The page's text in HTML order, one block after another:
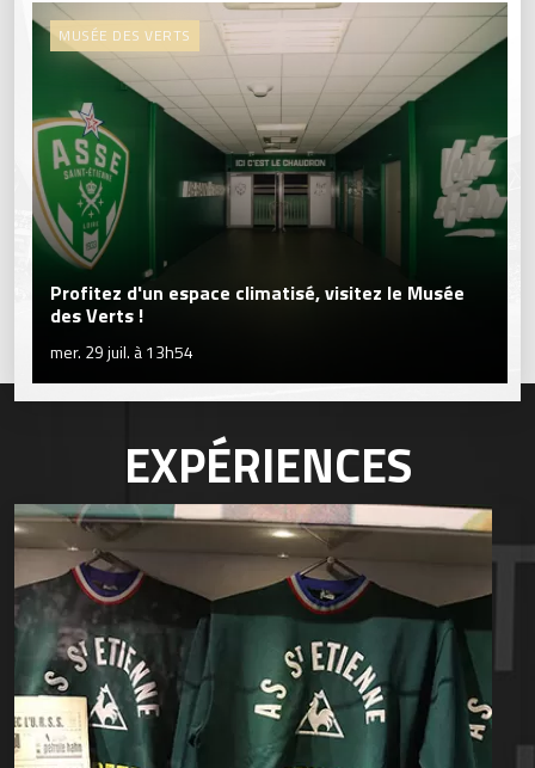
MUSÉE DES VERTS
Profitez d'un espace climatisé, visitez le Musée
des Verts !
mer. 29 juil. à 13h54
EXPÉRIENCES